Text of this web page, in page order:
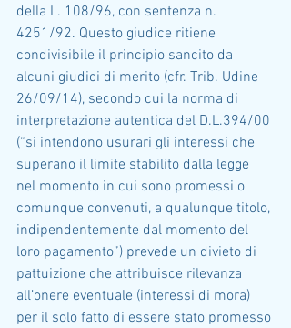
della L. 108/96, con sentenza n.
4251/92. Questo giudice ritiene
condivisibile il principio sancito da
alcuni giudici di merito (cfr. Trib. Udine
26/09/14), secondo cui la norma di
interpretazione autentica del D.L.394/00
(“si intendono usurari gli interessi che
superano il limite stabilito dalla legge
nel momento in cui sono promessi o
comunque convenuti, a qualunque titolo,
indipendentemente dal momento del
loro pagamento”) prevede un divieto di
pattuizione che attribuisce rilevanza
all’onere eventuale (interessi di mora)
per il solo fatto di essere stato promesso